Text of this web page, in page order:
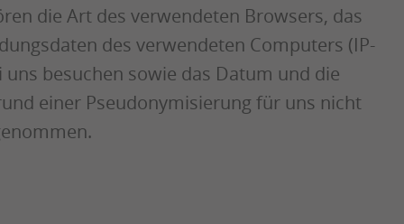
die Art des verwendeten Browsers, das
des verwendeten Computers (IP-
uns besuchen sowie das Datum und die
einer Pseudonymisierung für uns nicht